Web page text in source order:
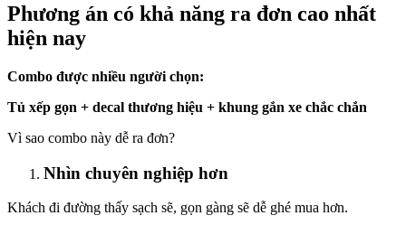
Phương án có khả năng ra đơn cao nhất
hiện nay
Combo được nhiều người chọn:
Tủ xếp gọn + decal thương hiệu + khung gắn xe chắc chắn
Vì sao combo này dễ ra đơn?
Nhìn chuyên nghiệp hơn
Khách đi đường thấy sạch sẽ, gọn gàng sẽ dễ ghé mua hơn.